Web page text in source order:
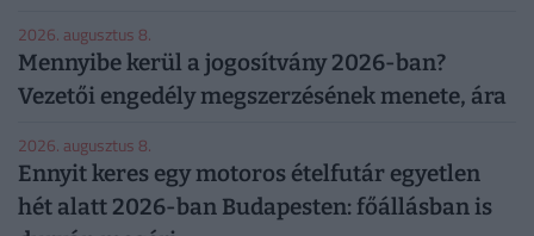
2026. augusztus 8.
Mennyibe kerül a jogosítvány 2026-ban?
Vezetői engedély megszerzésének menete, ára
2026. augusztus 8.
Ennyit keres egy motoros ételfutár egyetlen
hét alatt 2026-ban Budapesten: főállásban is